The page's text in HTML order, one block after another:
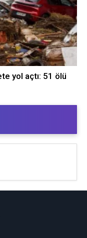
yol açtı: 51 ölü